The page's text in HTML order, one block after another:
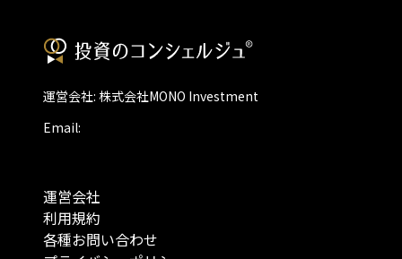
運営会社: 株式会社MONO Investment
Email:
運営会社
利用規約
各種お問い合わせ